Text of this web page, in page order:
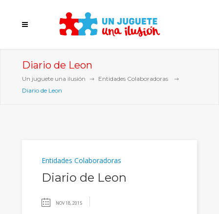
Diario de Leon
Un juguete una ilusión
Entidades Colaboradoras
Diario de Leon
Entidades Colaboradoras
Diario de Leon
NOV 18, 2015